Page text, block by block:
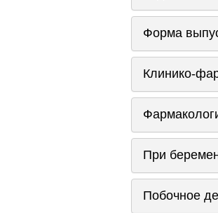
Форма
Клинико-
При
Побочное